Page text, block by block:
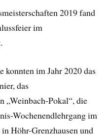
2019 fand
im
konnten im Jahr 2020 das
das
„Weinbach-Pokal“, die
Wochenendlehrgang im
Höhr-Grenzhausen und